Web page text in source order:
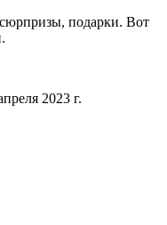
подарки. Вот
г.